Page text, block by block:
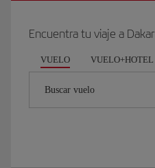
Encuentra tu viaje a Dakar
VUELO VUELO+HOTEL
Buscar vuelo